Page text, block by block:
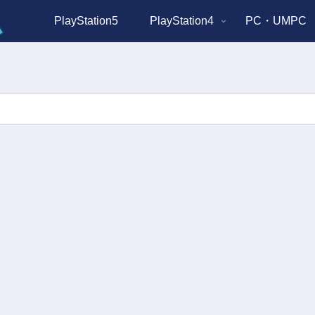
PlayStation5 PlayStation4 PC・UMPC